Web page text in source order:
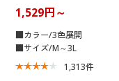
1,529円～
■カラー/3色展開
■サイズ/M～3L
1,313件